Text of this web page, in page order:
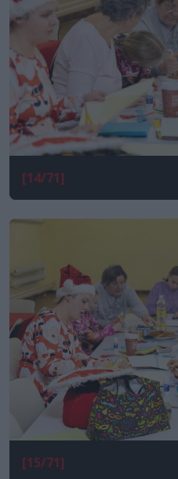
[14/71]
[15/71]